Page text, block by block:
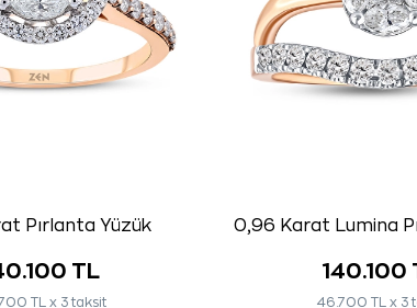
Pırlanta Yüzük
TL
TL x 3 taksit
0,96 Karat Lumina
140.100
46.700 TL x 3